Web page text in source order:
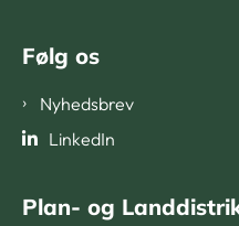
Følg os
Nyhedsbrev
LinkedIn
Plan- og